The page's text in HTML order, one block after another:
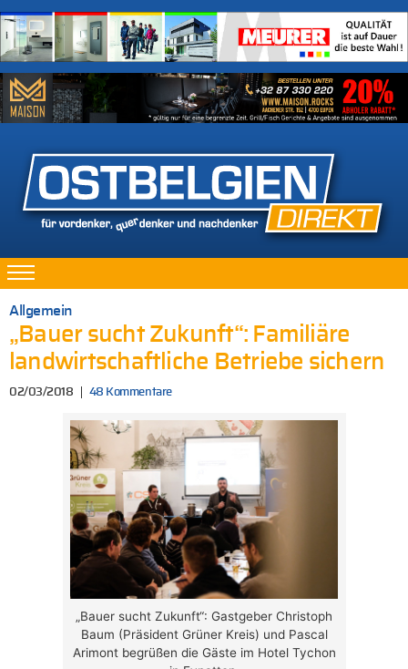
Allgemein
„Bauer sucht Zukunft“: Familiäre
landwirtschaftliche Betriebe sichern
02/03/2018 48 Kommentare
„Bauer sucht Zukunft“: Gastgeber Christoph
Baum (Präsident Grüner Kreis) und Pascal
Arimont begrüßen die Gäste im Hotel Tychon